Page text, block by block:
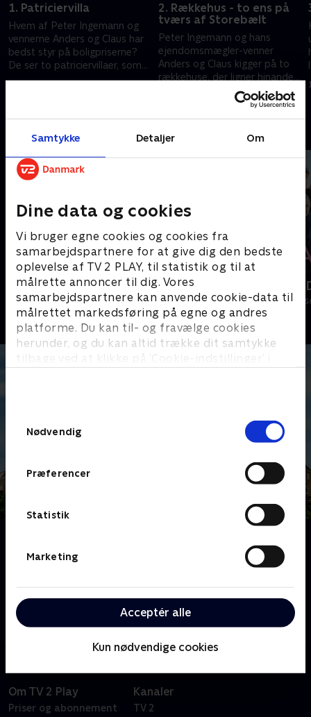
Samtykke Detaljer Om
Dine data og cookies
Vi bruger egne cookies og cookies fra
samarbejdspartnere for at give dig den bedste
oplevelse af TV 2 PLAY, til statistik og til at
målrette annoncer til dig. Vores
samarbejdspartnere kan anvende cookie-data til
målrettet markedsføring på egne og andres
platforme. Du kan til- og fravælge cookies
herunder, og du kan altid trække dit samtykke
tilbage ved at klikke på ’Cookie-indstillinger’ i
Nødvendig
Præferencer
Statistik
Marketing
Acceptér alle
Kun nødvendige cookies
1. Patriciervilla
Hvem af Peter Ingemann og
vennerne Anders og Claus har
bedst styr på boligpriserne?
De ser to patriciervillaer, som
ligger i hver sin del af landet.
2. Rækkehus - to ens på
tværs af Storebælt
Peter Ingemann og hans
ejendomsmægler-venner
Anders og Claus kigger på to
rækkehuse, der ligner hinanden
til forveksling - men ligger
forskellige steder i landet.
11. august 2021 • 27 min
Andre så også
Beliggenhed, beliggenhed,
beliggenhed
Livsstil • 18 sæsoner
Sæt pris på
Livsstil • 10
Palævilla, ø-liv, husbåd, penthouse eller måske første
række til vandet? Nu skal Peter Ingemann og hans to
og Claus Dreyer, rundt i Danmark for at gætte priser
på huse, der opfylder den samme boligdrøm.
Om TV 2 Play
Priser og abonnement
Kanaler
TV 2